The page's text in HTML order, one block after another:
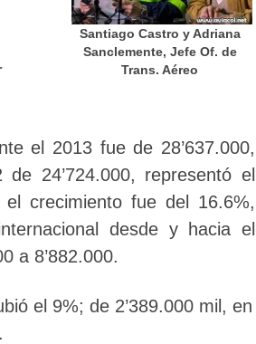
Santiago Castro y Adriana
Sanclemente, Jefe Of. de
Trans. Aéreo
el 2013 fue de 28’637.000,
24’724.000, representó el
crecimiento fue del 16.6%,
desde y hacia el
a 8’882.000.
el 9%; de 2’389.000 mil, en